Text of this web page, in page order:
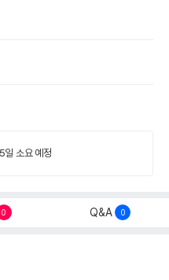
일 소요 예정
0 Q&A 0